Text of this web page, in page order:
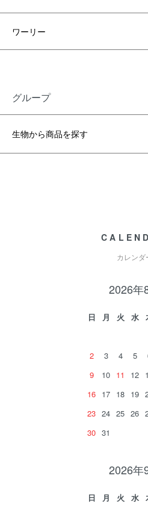
ワーリー
グループ
生物から商品を探す
カレンダ
2026年
日 月 火 水
2
3 4 5
9
10 11 12
16 17 18 19
23 24 25 26
30 31
2026年
日 月 火 水